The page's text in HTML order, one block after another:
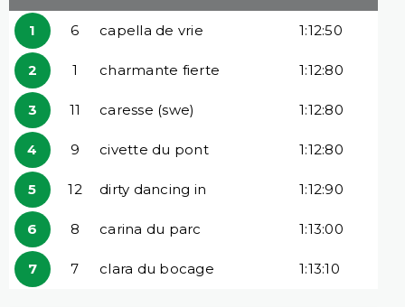
1 6 capella de vrie 1:12:50
2 1 charmante fierte 1:12:80
3 11 caresse (swe) 1:12:80
4 9 civette du pont 1:12:80
5 12 dirty dancing in 1:12:90
6 8 carina du parc 1:13:00
7 7 clara du bocage 1:13:10